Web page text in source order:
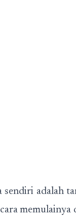
sendiri adalah
memulainya